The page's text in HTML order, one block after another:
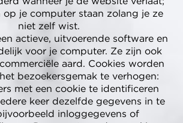
op je computer staan zolang je ze
niet zelf wist.
actieve, uitvoerende software en
voor je computer. Ze zijn ook
aard. Cookies worden
bezoekersgemak te verhogen:
met een cookie te identificeren
keer dezelfde gegevens in te
inloggegevens of